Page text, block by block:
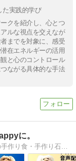
た実践的学び
クを紹介し、心とつ
ルな視点を交えなが
までを対象に、感受
在エネルギーの活用
と心のコントロール
ながる具体的な手法
に。
トイプードル、ルナ＆マリンとの日常・犬の手作り食・手作り石鹸・ペットマッサージ・ヨガ等色々・・・。アニマルコミュニケーターＬＵＮＡママのブログ